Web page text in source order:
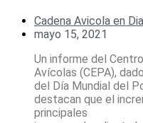
Cadena Avicola en
mayo 15, 2021
Un informe del
Avícolas (CEPA),
del Día Mundial del
destacan que el
principales